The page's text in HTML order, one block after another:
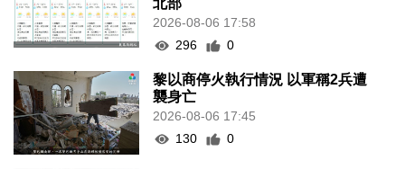
北部
2026-08-06 17:58
296
0
黎以商停火執行情況 以軍稱2兵遭
襲身亡
2026-08-06 17:45
130
0